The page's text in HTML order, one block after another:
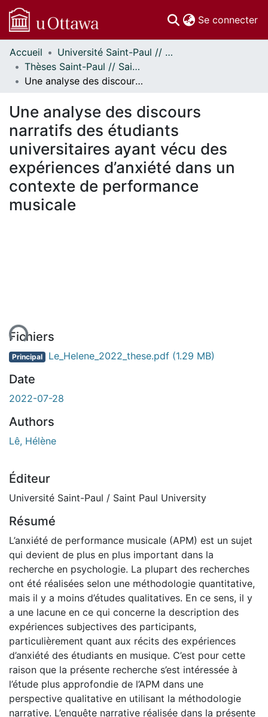
Se connecter
Communautés
et collections
Parcourir
À propos
Accueil
Université Saint-Paul // Saint Paul University
Thèses Saint-Paul // Saint Paul Theses
Une analyse des discours narratifs des étudiants universitaires ayant vécu des expériences d’anxiété dans un contexte de performance musicale
Une analyse des discours
narratifs des étudiants
universitaires ayant vécu des
expériences d’anxiété dans un
contexte de performance
musicale
Fichiers
Principal Le_Helene_2022_these.pdf (1.29 MB)
Date
2022-07-28
Authors
Lê, Hélène
Éditeur
Université Saint-Paul / Saint Paul University
Résumé
L’anxiété de performance musicale (APM) est un sujet
qui devient de plus en plus important dans la
recherche en psychologie. La plupart des recherches
ont été réalisées selon une méthodologie quantitative,
mais il y a moins d’études qualitatives. En ce sens, il y
a une lacune en ce qui concerne la description des
expériences subjectives des participants,
particulièrement quant aux récits des expériences
d’anxiété des étudiants en musique. C’est pour cette
raison que la présente recherche s’est intéressée à
l’étude plus approfondie de l’APM dans une
perspective qualitative en utilisant la méthodologie
narrative. L’enquête narrative réalisée dans la présente